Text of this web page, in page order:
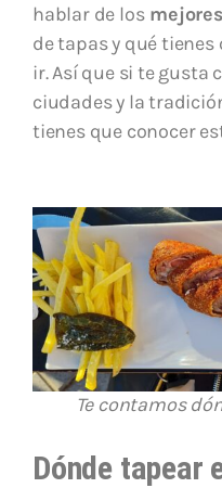
hablar de los
de tapas y qué
ir. Así que si te gusta
ciudades y la
tienes que conocer
Te contamos
Dónde tapear